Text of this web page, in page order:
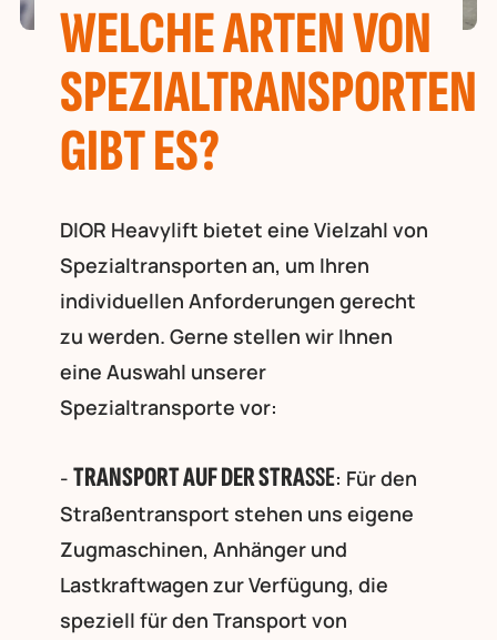
WELCHE ARTEN VON
SPEZIALTRANSPORTEN
GIBT ES?
DIOR Heavylift bietet eine Vielzahl von
Spezialtransporten an, um Ihren
individuellen Anforderungen gerecht
zu werden. Gerne stellen wir Ihnen
eine Auswahl unserer
Spezialtransporte vor:
- TRANSPORT AUF DER STRASSE : Für den
Straßentransport stehen uns eigene
Zugmaschinen, Anhänger und
Lastkraftwagen zur Verfügung, die
speziell für den Transport von